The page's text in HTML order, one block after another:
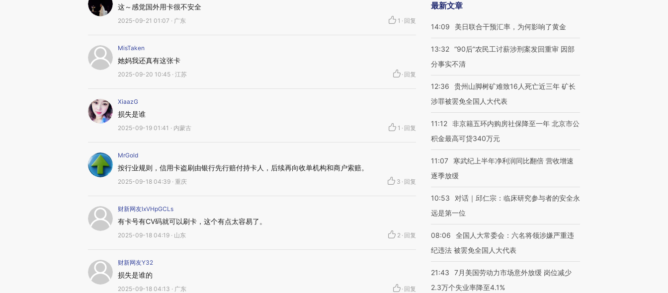
这～感觉国外用卡很不安全
2025-09-21 01:07 · 广东 1 · 回复
MisTaken
她妈我还真有这张卡
2025-09-20 10:45 · 江苏 · 回复
XiaazG
损失是谁
2025-09-19 01:41 · 内蒙古 1 · 回复
MrGold
按行业规则，信用卡盗刷由银行先行赔付持卡人，后续再向收单机构和商户索赔。
2025-09-18 04:39 · 重庆 3 · 回复
财新网友lxVHpGCLs
有卡号有CV码就可以刷卡，这个有点太容易了。
2025-09-18 04:19 · 山东 2 · 回复
财新网友Y32
损失是谁的
2025-09-18 04:13 · 广东 · 回复
最新文章
14:09 美日联合干预汇率，为何影响了黄金
13:32 “90后”农民工讨薪涉刑案发回重审 因部
分事实不清
12:36
贵州山脚树矿难致16人死亡近三年 矿长
涉罪被罢免全国人大代表
11:12 非京籍五环内购房社保降至一年 北京市公
积金最高可贷340万元
11:07
寒武纪上半年净利润同比翻倍 营收增速
逐季放缓
10:53
对话｜邱仁宗：临床研究参与者的安全永
远是第一位
08:06
全国人大常委会：六名将领涉嫌严重违
纪违法 被罢免全国人大代表
21:43
7月美国劳动力市场意外放缓 岗位减少
2.3万个失业率降至4.1%